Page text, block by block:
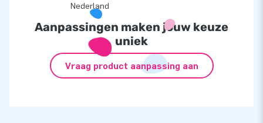
Aanpassingen maken jouw keuze
uniek
Vraag product aanpassing aan